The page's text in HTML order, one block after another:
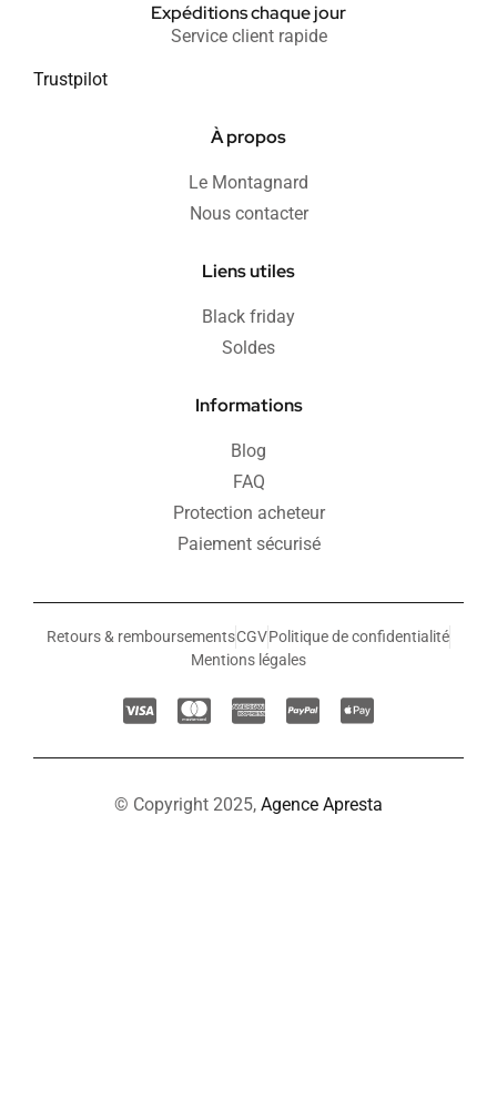
Expéditions chaque jour
Service client rapide
Trustpilot
À propos
Le Montagnard
Nous contacter
Liens utiles
Black friday
Soldes
Informations
Blog
FAQ
Protection acheteur
Paiement sécurisé
Retours & remboursementsCGVPolitique de confidentialité
Mentions légales
© Copyright 2025, Agence Apresta